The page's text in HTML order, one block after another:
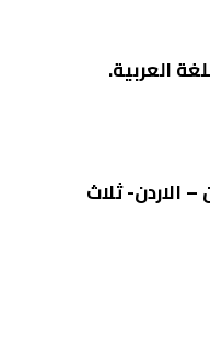
العربية.
الاردن- ثلاث